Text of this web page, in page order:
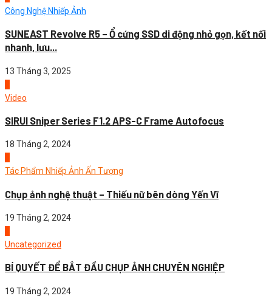
Công Nghệ Nhiếp Ảnh
SUNEAST Revolve R5 – Ổ cứng SSD di động nhỏ gọn, kết nối
nhanh, lưu...
13 Tháng 3, 2025
Video
SIRUI Sniper Series F1.2 APS-C Frame Autofocus
18 Tháng 2, 2024
Tác Phẩm Nhiếp Ảnh Ấn Tượng
Chụp ảnh nghệ thuật – Thiếu nữ bên dòng Yến Vĩ
19 Tháng 2, 2024
Uncategorized
BÍ QUYẾT ĐỂ BẮT ĐẦU CHỤP ẢNH CHUYÊN NGHIỆP
19 Tháng 2, 2024